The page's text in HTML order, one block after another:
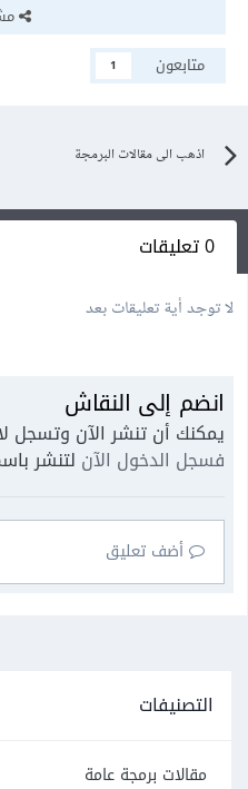
متابعون
1
اذهب الى مقالات البرمجة
0 تعليقات
لا توجد أية تعليقات بعد
انضم إلى النقاش
يمكنك أن تنشر الآن وتسجل
فسجل الدخول الآن لتنشر
أضف تعليق
التصنيفات
مقالات برمجة عامة